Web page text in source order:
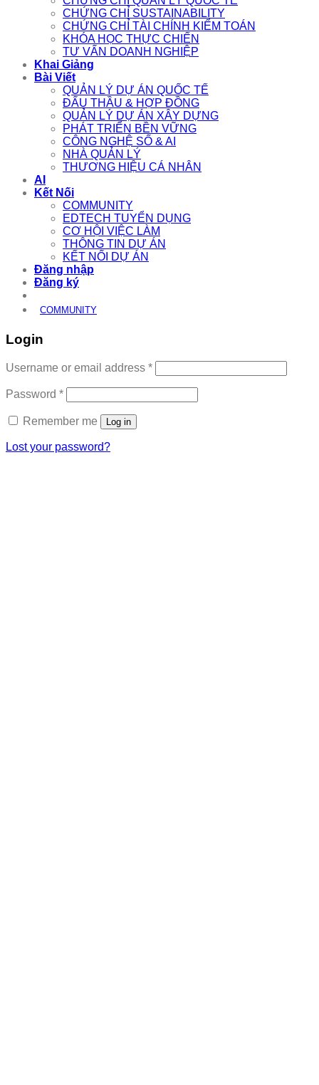
CHỨNG CHỈ SUSTAINABILITY
CHỨNG CHỈ TÀI CHÍNH KIỂM TOÁN
KHÓA HỌC THỰC CHIẾN
TƯ VẤN DOANH NGHIỆP
Khai Giảng
Bài Viết
QUẢN LÝ DỰ ÁN QUỐC TẾ
ĐẤU THẦU & HỢP ĐỒNG
QUẢN LÝ DỰ ÁN XÂY DỰNG
PHÁT TRIỂN BỀN VỮNG
CÔNG NGHỆ SỐ & AI
NHÀ QUẢN LÝ
THƯƠNG HIỆU CÁ NHÂN
AI
Kết Nối
COMMUNITY
EDTECH TUYỂN DỤNG
CƠ HỘI VIỆC LÀM
THÔNG TIN DỰ ÁN
KẾT NỐI DỰ ÁN
Đăng nhập
Đăng ký
COMMUNITY
Login
Username or email address *Required
Password *Required
Remember me Log in
Lost your password?